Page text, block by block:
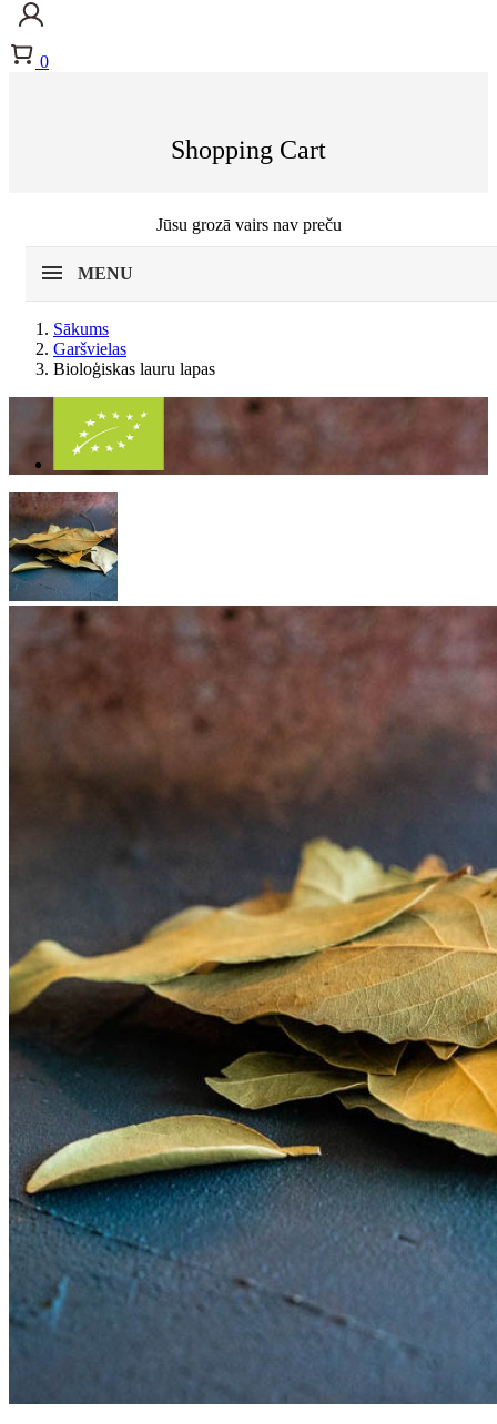
0
Shopping Cart
Jūsu grozā vairs nav preču
MENU
Sākums
Garšvielas
Bioloģiskas lauru lapas